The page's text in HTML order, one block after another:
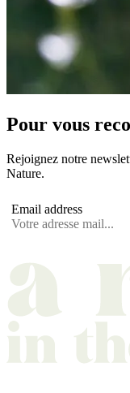
Pour vous
Rejoignez notre
Nature.
Email address